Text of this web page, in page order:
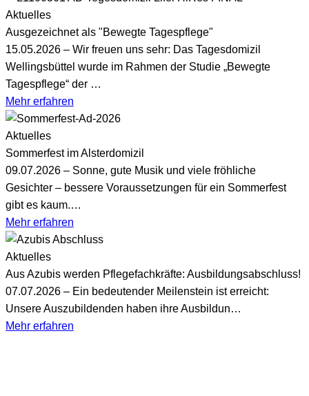
Aktuelles
Ausgezeichnet als "Bewegte Tagespflege"
15.05.2026 – Wir freuen uns sehr: Das Tagesdomizil
Wellingsbüttel wurde im Rahmen der Studie „Bewegte
Tagespflege“ der …
Mehr erfahren
Aktuelles
Sommerfest im Alsterdomizil
09.07.2026 – Sonne, gute Musik und viele fröhliche
Gesichter – bessere Voraussetzungen für ein Sommerfest
gibt es kaum.…
Mehr erfahren
Aktuelles
Aus Azubis werden Pflegefachkräfte: Ausbildungsabschluss!
07.07.2026 – Ein bedeutender Meilenstein ist erreicht:
Unsere Auszubildenden haben ihre Ausbildun…
Mehr erfahren